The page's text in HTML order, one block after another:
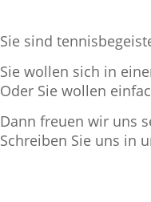
Sie sind
Sie wollen sich in
Oder Sie wollen
Dann freuen wir uns
Schreiben Sie uns in